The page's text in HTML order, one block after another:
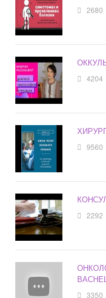
2680
4204
9560
2292
3350